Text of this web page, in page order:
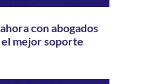
con abogados
el mejor soporte